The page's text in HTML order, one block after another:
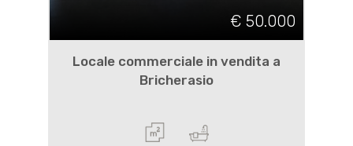
€ 50.000
Locale commerciale in vendita a
Bricherasio